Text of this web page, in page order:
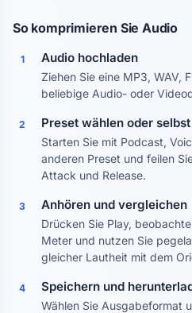
So komprimieren Sie Audio
1 Audio hochladen
Ziehen Sie eine MP3, WAV,
beliebige Audio- oder
2 Preset wählen oder
Starten Sie mit Podcast,
anderen Preset und feilen
Attack und Release.
3 Anhören und vergleichen
Drücken Sie Play,
Meter und nutzen Sie
gleicher Lautheit mit dem
4 Speichern und
Wählen Sie Ausgabeformat